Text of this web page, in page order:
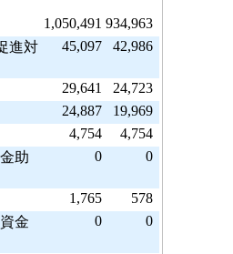
1,050,491 934,963
進対
45,097 42,986
29,641
24,723
24,887
19,969
4,754
4,754
助
0 0
1,765
578
金
0 0